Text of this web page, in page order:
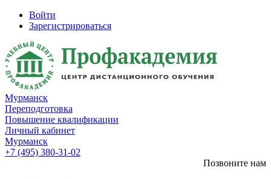
Войти
Зарегистрироваться
Мурманск
Переподготовка
Повышение квалификации
Личный кабинет
Мурманск
+7 (495) 380-31-02
Позвоните нам